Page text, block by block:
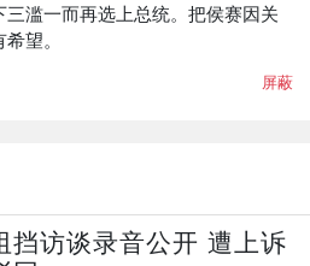
滥一而再选上总统。把侯赛因关
望。
屏蔽
挡访谈录音公开 遭上诉